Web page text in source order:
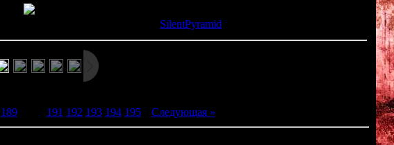
SilentPyramid
189[ 191 192 193 194 195| Следующая »